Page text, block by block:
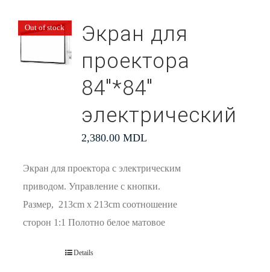
Out of stock
Экран для
проектора
84″*84″
электрический
2,380.00 MDL
Экран для проектора с электрическим
приводом. Управление с кнопки.
Размер, 213cm x 213cm соотношение
сторон 1:1 Полотно белое матовое
Details